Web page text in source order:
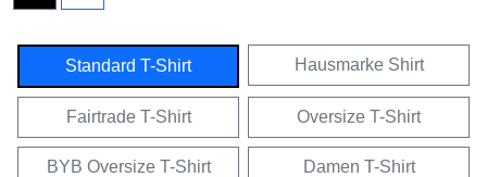
Standard T-Shirt Hausmarke Shirt
Fairtrade T-Shirt Oversize T-Shirt
BYB Oversize T-Shirt Damen T-Shirt